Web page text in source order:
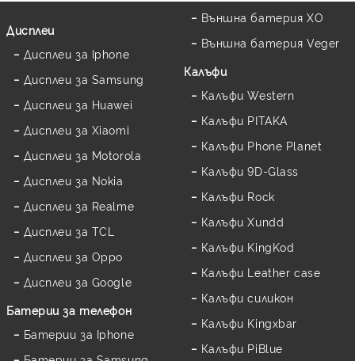
Дисплеи
Дисплеи за Iphone
Дисплеи за Samsung
Дисплеи за Huawei
Дисплеи за Xiaomi
Дисплеи за Motorola
Дисплеи за Nokia
Дисплеи за Realme
Дисплеи за TCL
Дисплеи за Oppo
Дисплеи за Google
Батерии за телефон
Батерии за Iphone
Външна батерия XO
Външна батерия Veger
Калъфи
Калъфи Western
Калъфи PITAKA
Калъфи Phone Planet
Калъфи 9D-Glass
Калъфи Rock
Калъфи Xundd
Калъфи KingKod
Калъфи Leather case
Калъфи силикон
Калъфи Kingxbar
Калъфи PiBlue